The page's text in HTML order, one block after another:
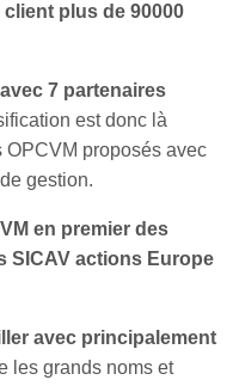
client plus de 90000
7 partenaires
est donc là
OPCVM proposés avec
gestion.
en premier des
SICAV actions Europe
avec principalement
les grands noms et